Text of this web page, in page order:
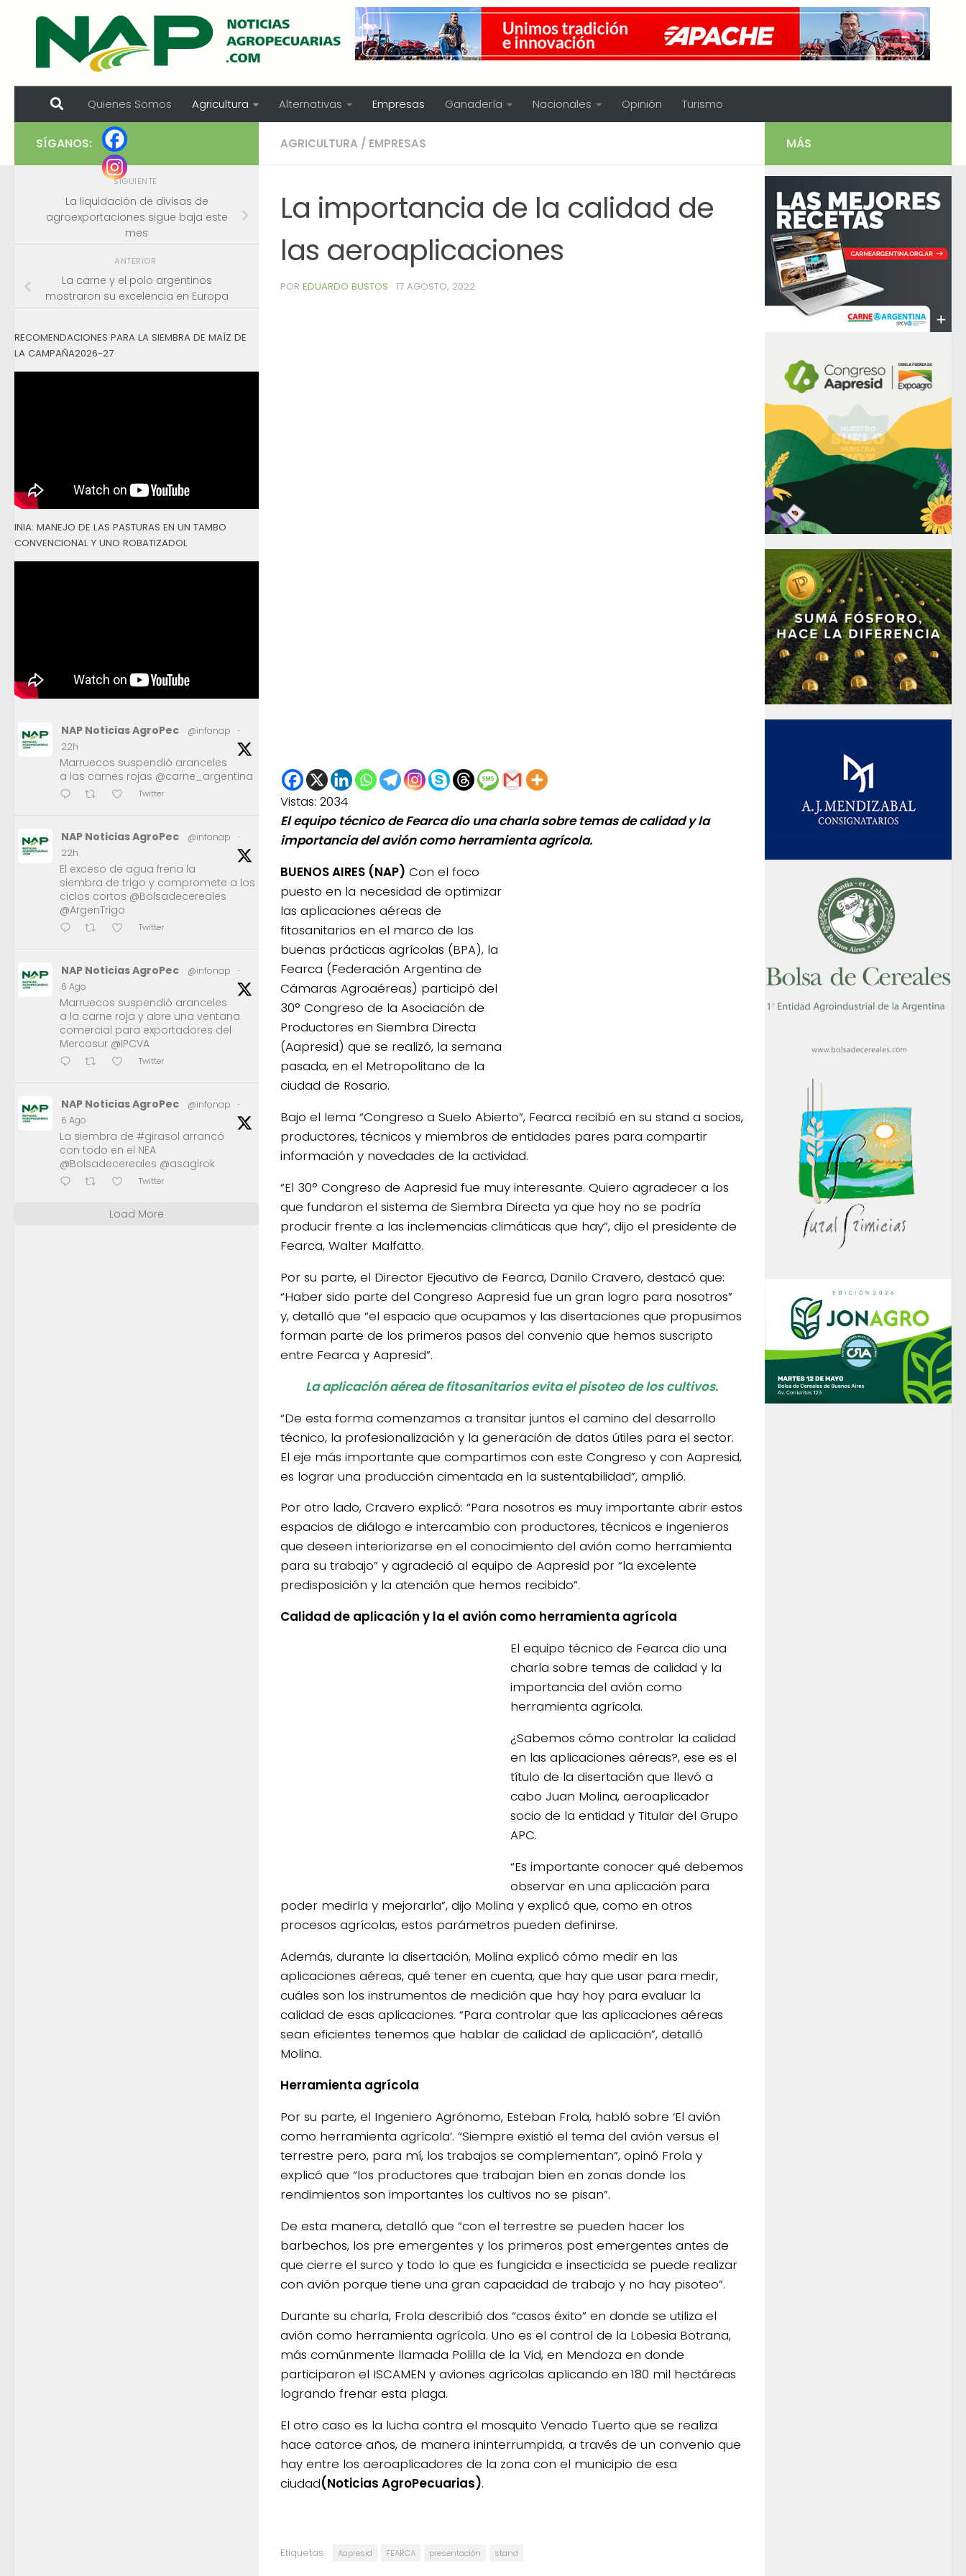
Skip to content
Quienes Somos Agricultura Alternativas Empresas Ganadería Nacionales Opinión Turismo
AGRICULTURA / EMPRESAS
La importancia de la calidad de
las aeroaplicaciones
POR EDUARDO BUSTOS · 17 AGOSTO, 2022
Vistas: 2034
El equipo técnico de Fearca dio una charla sobre temas de calidad y la
importancia del avión como herramienta agrícola.
BUENOS AIRES (NAP) Con el foco
puesto en la necesidad de optimizar
las aplicaciones aéreas de
fitosanitarios en el marco de las
buenas prácticas agrícolas (BPA), la
Fearca (Federación Argentina de
Cámaras Agroaéreas) participó del
30° Congreso de la Asociación de
Productores en Siembra Directa
(Aapresid) que se realizó, la semana
pasada, en el Metropolitano de la
ciudad de Rosario.
Bajo el lema “Congreso a Suelo Abierto”, Fearca recibió en su stand a socios,
productores, técnicos y miembros de entidades pares para compartir
información y novedades de la actividad.
“El 30° Congreso de Aapresid fue muy interesante. Quiero agradecer a los
que fundaron el sistema de Siembra Directa ya que hoy no se podría
producir frente a las inclemencias climáticas que hay”, dijo el presidente de
Fearca, Walter Malfatto.
Por su parte, el Director Ejecutivo de Fearca, Danilo Cravero, destacó que:
“Haber sido parte del Congreso Aapresid fue un gran logro para nosotros”
y, detalló que “el espacio que ocupamos y las disertaciones que propusimos
forman parte de los primeros pasos del convenio que hemos suscripto
entre Fearca y Aapresid”.
La aplicación aérea de fitosanitarios evita el pisoteo de los cultivos.
“De esta forma comenzamos a transitar juntos el camino del desarrollo
técnico, la profesionalización y la generación de datos útiles para el sector.
El eje más importante que compartimos con este Congreso y con Aapresid,
es lograr una producción cimentada en la sustentabilidad”, amplió.
Por otro lado, Cravero explicó: “Para nosotros es muy importante abrir estos
espacios de diálogo e intercambio con productores, técnicos e ingenieros
que deseen interiorizarse en el conocimiento del avión como herramienta
para su trabajo” y agradeció al equipo de Aapresid por “la excelente
predisposición y la atención que hemos recibido”.
Calidad de aplicación y la el avión como herramienta agrícola
El equipo técnico de Fearca dio una
charla sobre temas de calidad y la
importancia del avión como
herramienta agrícola.
¿Sabemos cómo controlar la calidad
en las aplicaciones aéreas?, ese es el
título de la disertación que llevó a
cabo Juan Molina, aeroaplicador
socio de la entidad y Titular del Grupo
APC.
“Es importante conocer qué debemos
observar en una aplicación para
poder medirla y mejorarla”, dijo Molina y explicó que, como en otros
procesos agrícolas, estos parámetros pueden definirse.
Además, durante la disertación, Molina explicó cómo medir en las
aplicaciones aéreas, qué tener en cuenta, que hay que usar para medir,
cuáles son los instrumentos de medición que hay hoy para evaluar la
calidad de esas aplicaciones. “Para controlar que las aplicaciones aéreas
sean eficientes tenemos que hablar de calidad de aplicación”, detalló
Molina.
Herramienta agrícola
Por su parte, el Ingeniero Agrónomo, Esteban Frola, habló sobre ‘El avión
como herramienta agrícola’. “Siempre existió el tema del avión versus el
terrestre pero, para mí, los trabajos se complementan”, opinó Frola y
explicó que “los productores que trabajan bien en zonas donde los
rendimientos son importantes los cultivos no se pisan”.
De esta manera, detalló que “con el terrestre se pueden hacer los
barbechos, los pre emergentes y los primeros post emergentes antes de
que cierre el surco y todo lo que es fungicida e insecticida se puede realizar
con avión porque tiene una gran capacidad de trabajo y no hay pisoteo”.
Durante su charla, Frola describió dos “casos éxito” en donde se utiliza el
avión como herramienta agrícola. Uno es el control de la Lobesia Botrana,
más comúnmente llamada Polilla de la Vid, en Mendoza en donde
participaron el ISCAMEN y aviones agrícolas aplicando en 180 mil hectáreas
logrando frenar esta plaga.
El otro caso es la lucha contra el mosquito Venado Tuerto que se realiza
hace catorce años, de manera ininterrumpida, a través de un convenio que
hay entre los aeroaplicadores de la zona con el municipio de esa
ciudad(Noticias AgroPecuarias).
Etiquetas: Aapresid FEARCA presentación stand
SÍGANOS:
SIGUIENTE
La liquidación de divisas de
agroexportaciones sigue baja este
mes
ANTERIOR
La carne y el polo argentinos
mostraron su excelencia en Europa
RECOMENDACIONES PARA LA SIEMBRA DE MAÍZ DE
LA CAMPAÑA2026-27
INIA: MANEJO DE LAS PASTURAS EN UN TAMBO
CONVENCIONAL Y UNO ROBATIZADOL
NAP Noticias AgroPec @infonap
·
22h
Marruecos suspendió aranceles
a las carnes rojas @carne_argentina
Twitter
NAP Noticias AgroPec @infonap
·
22h
El exceso de agua frena la
siembra de trigo y compromete a los
ciclos cortos @Bolsadecereales
@ArgenTrigo
Twitter
NAP Noticias AgroPec @infonap
·
6 Ago
Marruecos suspendió aranceles
a la carne roja y abre una ventana
comercial para exportadores del
Mercosur @IPCVA
Twitter
NAP Noticias AgroPec @infonap
·
6 Ago
La siembra de #girasol arrancó
con todo en el NEA
@Bolsadecereales @asagirok
Twitter
Load More
MÁS